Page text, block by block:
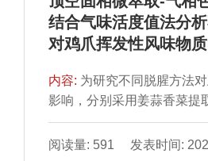
并在一定程度上保证其品质
0.01 mg/kg。猪肉、牛肉、
在0.01、0.05、0.10 mg/kg
下，平均加标回收率为
短、灵敏度高、可用于畜肉
测定。
结合气味活度值法分
对鸡爪挥发性风味物
内容: 为研究不同脱腥方法
影响，分别采用姜蒜香菜提
母发酵液、超声＋壳聚糖复
理。以感官腥味值协同电子
阅读量: 591 发表时间: